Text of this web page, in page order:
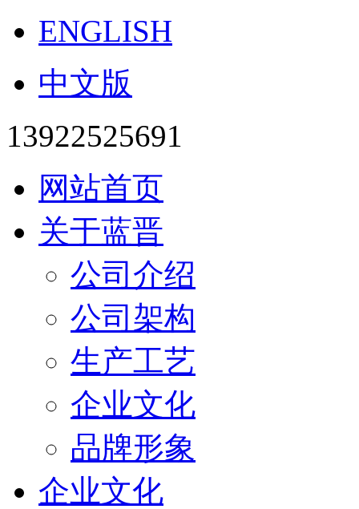
ENGLISH
中文版
13922525691
网站首页
关于蓝晋
公司介绍
公司架构
生产工艺
企业文化
品牌形象
企业文化